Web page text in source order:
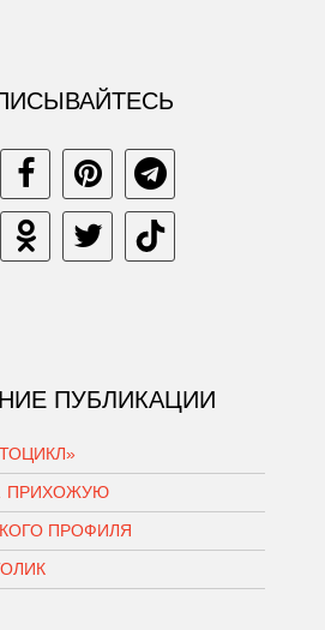
ПУБЛИКАЦИИ
ПРИХОЖУЮ
ПРОФИЛЯ